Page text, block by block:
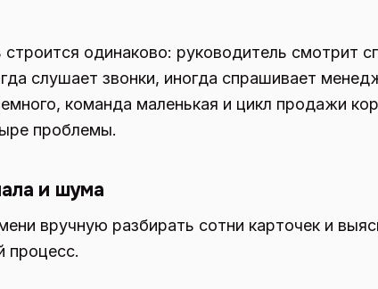
одинаково: руководитель смотрит
слушает звонки, иногда спрашивает
команда маленькая и цикл продажи
проблемы.
и шума
вручную разбирать сотни карточек и
процесс.